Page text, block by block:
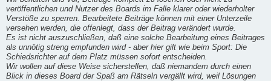
veröffentlichen und Nutzer des Boards im Falle klarer oder wiederholter
Verstöße zu sperren. Bearbeitete Beiträge können mit einer Unterzeile
versehen werden, die offenlegt, dass der Beitrag verändert wurde.
Es ist nicht auszuschließen, daß eine solche Bearbeitung eines Beitrages
als unnötig streng empfunden wird - aber hier gilt wie beim Sport: Die
Schiedsrichter auf dem Platz müssen sofort entscheiden.
Wir wollen auf diese Weise sicherstellen, daß niemandem durch einen
Blick in dieses Board der Spaß am Rätseln vergällt wird, weil Lösungen